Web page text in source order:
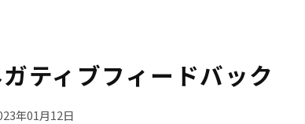
ティブフィードバック
年01月12日